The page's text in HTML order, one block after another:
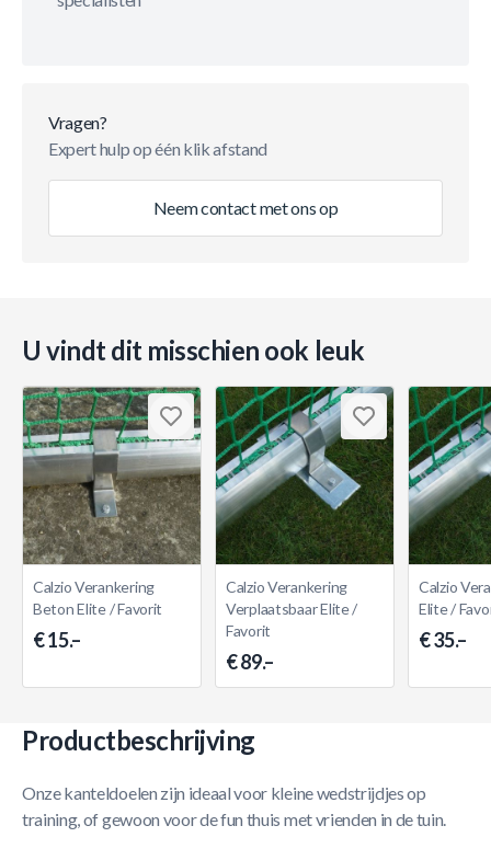
Vragen?
Expert hulp op één klik afstand
Neem contact met ons op
U vindt dit misschien ook leuk
Calzio Verankering
Beton Elite / Favorit
€ 15.–
Calzio Verankering
Verplaatsbaar Elite /
Favorit
€ 89.–
Calzio
Elite /
€ 35.–
Productbeschrijving
Onze kanteldoelen zijn ideaal voor kleine wedstrijdjes op
training, of gewoon voor de fun thuis met vrienden in de tuin.